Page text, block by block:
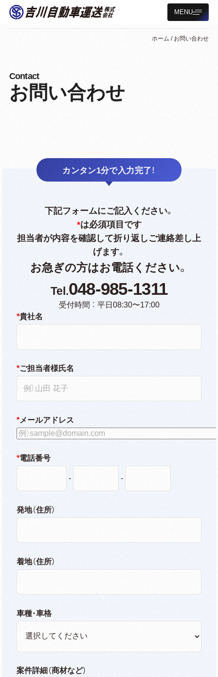
MENU
ホーム / お問い合わせ
お問い合わせ
Contact
カンタン1分で入力完了！
下記フォームにご記入ください。
*は必須項目です
担当者が内容を確認して折り返しご連絡差し上
げます。
お急ぎの方はお電話ください。
048-985-1311
受付時間 ： 平日08:30〜17:00
*貴社名
*ご担当者様氏名
*メールアドレス
*電話番号
- -
発地（住所）
着地（住所）
車種・車格
案件詳細（商材など）